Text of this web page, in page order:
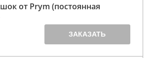
от Prym (постоянная
ЗАКАЗАТЬ